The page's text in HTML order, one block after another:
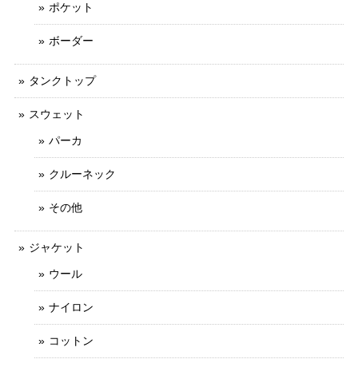
ポケット
ボーダー
タンクトップ
スウェット
パーカ
クルーネック
その他
ジャケット
ウール
ナイロン
コットン